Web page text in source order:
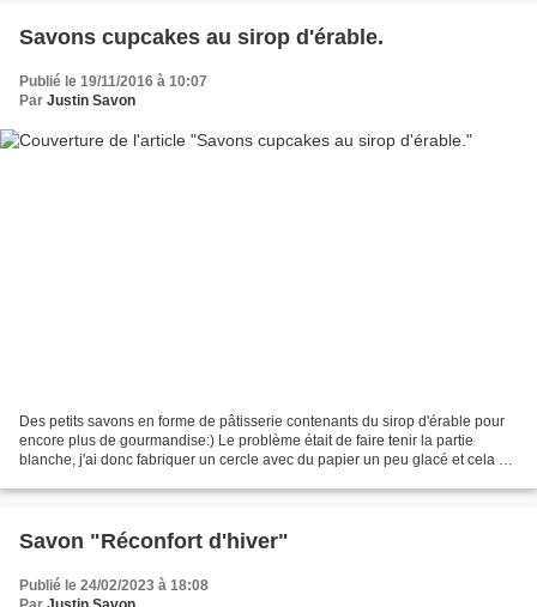
Savons cupcakes au sirop d'érable.
Publié le 19/11/2016 à 10:07
Par Justin Savon
Des petits savons en forme de pâtisserie contenants du sirop d'érable pour
encore plus de gourmandise:) Le problème était de faire tenir la partie
blanche, j'ai donc fabriquer un cercle avec du papier un peu glacé et cela a
Savon "Réconfort d'hiver"
Publié le 24/02/2023 à 18:08